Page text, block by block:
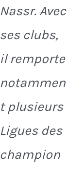
Nassr. Avec
ses clubs,
il remporte
notammen
t plusieurs
Ligues des
champion